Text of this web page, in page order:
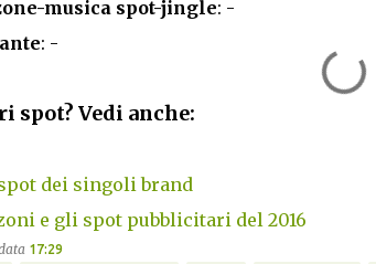
musica spot-jingle: -
: -
spot? Vedi anche:
dei singoli brand
e gli spot pubblicitari del 2016
17:29